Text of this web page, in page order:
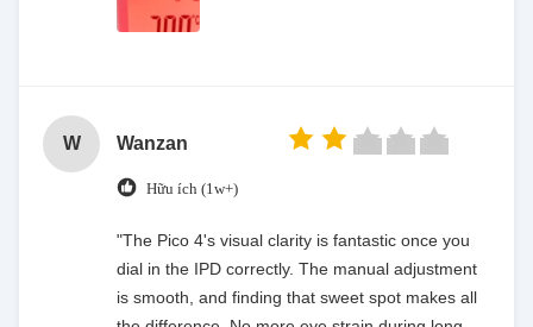
W Wanzan
Hữu ích (1w+)
"The Pico 4's visual clarity is fantastic once you
dial in the IPD correctly. The manual adjustment
is smooth, and finding that sweet spot makes all